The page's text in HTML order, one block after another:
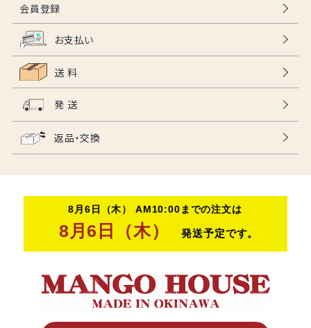
会員登録
お支払い
送 料
発 送
返品・交換